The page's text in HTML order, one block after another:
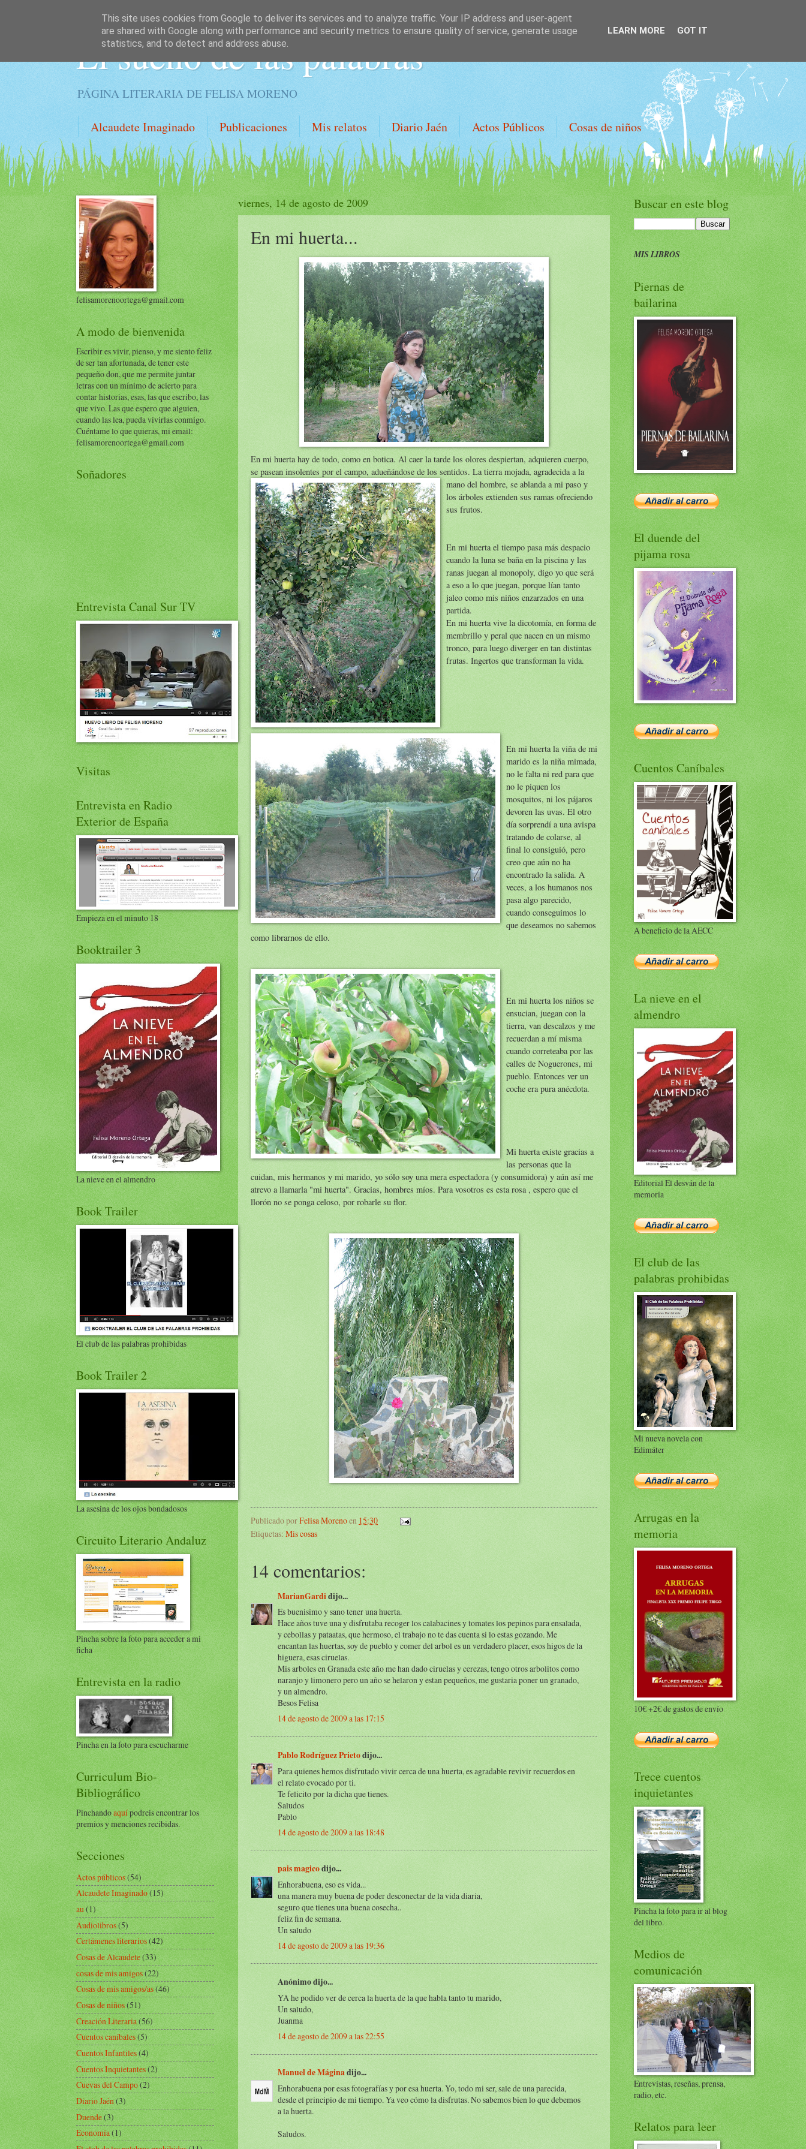
El sueño de las palabras
PÁGINA LITERARIA DE FELISA MORENO
Alcaudete Imaginado Publicaciones Mis relatos Diario Jaén Actos Públicos Cosas de niños
viernes, 14 de agosto de 2009
En mi huerta...
En mi huerta hay de todo, como en botica. Al caer la tarde los olores despiertan, adquieren cuerpo,
se pasean insolentes por el campo, adueñándose de los sentidos. La tierra mojada, agradecida a la
mano del hombre, se ablanda a mi paso y
los árboles extienden sus ramas ofreciendo
sus frutos.
En mi huerta el tiempo pasa más despacio
cuando la luna se baña en la piscina y las
ranas juegan al monopoly, digo yo que será
a eso a lo que juegan, porque lían tanto
jaleo como mis niños enzarzados en una
partida.
En mi huerta vive la dicotomía, en forma de
membrillo y peral que nacen en un mismo
tronco, para luego diverger en tan distintas
frutas. Ingertos que transforman la vida.
En mi huerta la viña de mi
marido es la niña mimada,
no le falta ni red para que
no le piquen los
mosquitos, ni los pájaros
devoren las uvas. El otro
día sorprendí a una avispa
tratando de colarse, al
final lo consiguió, pero
creo que aún no ha
encontrado la salida. A
veces, a los humanos nos
pasa algo parecido,
cuando conseguimos lo
que deseamos no sabemos
como librarnos de ello.
En mi huerta los niños se
ensucian, juegan con la
tierra, van descalzos y me
recuerdan a mí misma
cuando correteaba por las
calles de Noguerones, mi
pueblo. Entonces ver un
coche era pura anécdota.
Mi huerta existe gracias a
las personas que la
cuidan, mis hermanos y mi marido, yo sólo soy una mera espectadora (y consumidora) y aún así me
atrevo a llamarla "mi huerta". Gracias, hombres míos. Para vosotros es esta rosa , espero que el
llorón no se ponga celoso, por robarle su flor.
Publicado porFelisa Morenoen 15:30
Etiquetas: Mis cosas
14 comentarios:
MarianGardidijo...
Es buenisimo y sano tener una huerta.
Hace años tuve una y disfrutaba recoger los calabacines y tomates los pepinos para ensalada,
y cebollas y pataatas, que hermoso, el trabajo no te das cuenta si lo estas gozando. Me
encantan las huertas, soy de pueblo y comer del arbol es un verdadero placer, esos higos de la
higuera, esas ciruelas.
Mis arboles en Granada este año me han dado ciruelas y cerezas, tengo otros arbolitos como
naranjo y limonero pero un año se helaron y estan pequeños, me gustaria poner un granado,
y un almendro.
Besos Felisa
14 de agosto de 2009 a las 17:15
Pablo Rodríguez Prietodijo...
Para quienes hemos disfrutado vivir cerca de una huerta, es agradable revivir recuerdos en
el relato evocado por ti.
Te felicito por la dicha que tienes.
Saludos
Pablo
14 de agosto de 2009 a las 18:48
pais magicodijo...
Enhorabuena, eso es vida...
una manera muy buena de poder desconectar de la vida diaria,
seguro que tienes una buena cosecha..
feliz fin de semana.
Un saludo
14 de agosto de 2009 a las 19:36
Anónimo dijo...
YA he podido ver de cerca la huerta de la que habla tanto tu marido,
Un saludo,
Juanma
14 de agosto de 2009 a las 22:55
Manuel de Máginadijo...
Enhorabuena por esas fotografías y por esa huerta. Yo, todo mi ser, sale de una parecida,
desde el principio de mi tiempo. Ya veo cómo la disfrutas. No sabemos bien lo que debemos
a la huerta.
Saludos.
felisamorenoortega@gmail.com
A modo de bienvenida
Escribir es vivir, pienso, y me siento feliz
de ser tan afortunada, de tener este
pequeño don, que me permite juntar
letras con un mínimo de acierto para
contar historias, esas, las que escribo, las
que vivo. Las que espero que alguien,
cuando las lea, pueda vivirlas conmigo.
Cuéntame lo que quieras, mi email:
felisamorenoortega@gmail.com
Soñadores
Entrevista Canal Sur TV
Visitas
Entrevista en Radio
Exterior de España
Empieza en el minuto 18
Booktrailer 3
La nieve en el almendro
Book Trailer
El club de las palabras prohibidas
Book Trailer 2
La asesina de los ojos bondadosos
Circuito Literario Andaluz
Pincha sobre la foto para acceder a mi
ficha
Entrevista en la radio
Pincha en la foto para escucharme
Curriculum Bio-
Bibliográfico
Pinchandoaquípodreis encontrar los
premios y menciones recibidas.
Secciones
Actos públicos(54)
Alcaudete Imaginado(15)
au(1)
Audiolibros(5)
Certámenes literarios(42)
Cosas de Alcaudete(33)
cosas de mis amigos(22)
Cosas de mis amigos/as(46)
Cosas de niños(51)
Creación Literaria(56)
Cuentos caníbales(5)
Cuentos Infantiles(4)
Cuentos Inquietantes(2)
Cuevas del Campo(2)
Diario Jaén(3)
Duende(3)
Economía(1)
Buscar en este blog
MIS LIBROS
Piernas de
bailarina
El duende del
pijama rosa
Cuentos Caníbales
A beneficio de la AECC
La nieve en el
almendro
Editorial El desván de la
memoria
El club de las
palabras prohibidas
Mi nueva novela con
Edimáter
Arrugas en la
memoria
10€ +2€ de gastos de envío
Trece cuentos
inquietantes
Pincha la foto para ir al blog
del libro.
Medios de
comunicación
Entrevistas, reseñas, prensa,
radio, etc.
Relatos para leer
This site uses cookies from Google to deliver its services and to analyze traffic. Your IP address and user-agent
are shared with Google along with performance and security metrics to ensure quality of service, generate usage
statistics, and to detect and address abuse.
LEARN MORE GOT IT